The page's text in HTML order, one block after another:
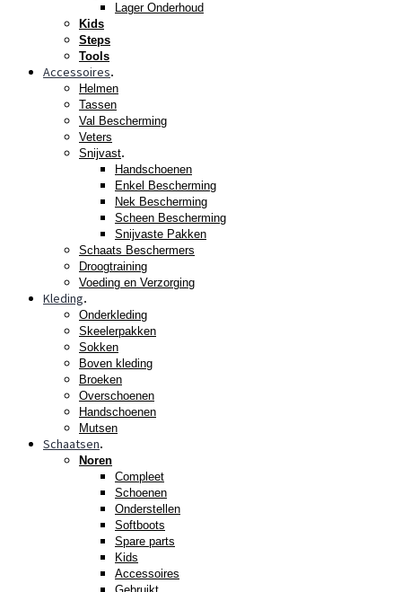
Lager Onderhoud
Kids
Steps
Tools
Accessoires.
Helmen
Tassen
Val Bescherming
Veters
Snijvast.
Handschoenen
Enkel Bescherming
Nek Bescherming
Scheen Bescherming
Snijvaste Pakken
Schaats Beschermers
Droogtraining
Voeding en Verzorging
Kleding.
Onderkleding
Skeelerpakken
Sokken
Boven kleding
Broeken
Overschoenen
Handschoenen
Mutsen
Schaatsen.
Noren
Compleet
Schoenen
Onderstellen
Softboots
Spare parts
Kids
Accessoires